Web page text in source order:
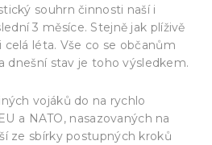
souhrn činnosti naší i
3 měsíce. Stejně jak plíživě
léta. Vše co se občanům
dnešní stav je toho výsledkem.
vojáků do na rychlo
a NATO, nasazovaných na
ze sbírky postupných kroků